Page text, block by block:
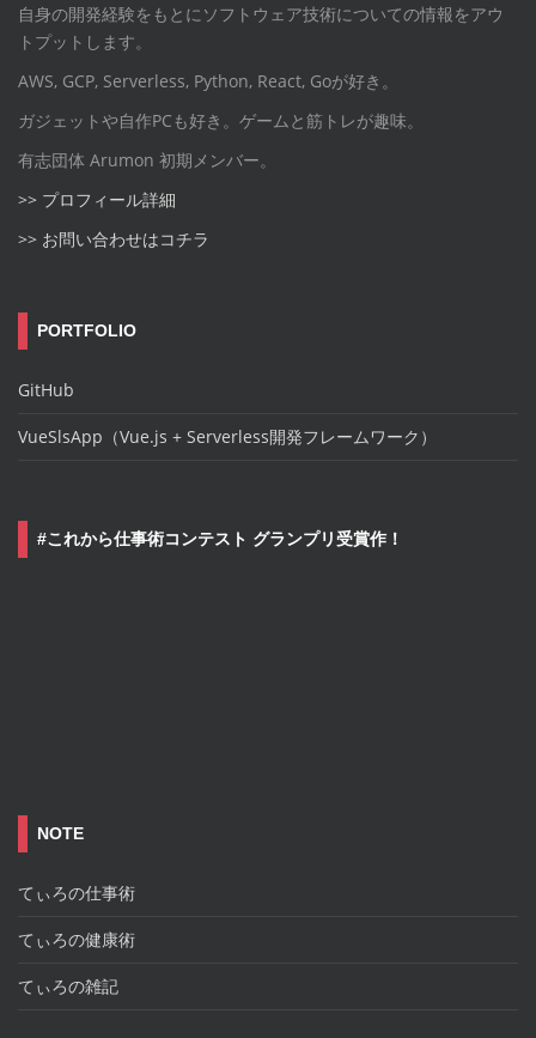
自身の開発経験をもとにソフトウェア技術についての情報をアウ
トプットします。
AWS, GCP, Serverless, Python, React, Goが好き。
ガジェットや自作PCも好き。ゲームと筋トレが趣味。
有志団体 Arumon 初期メンバー。
>> プロフィール詳細
>> お問い合わせはコチラ
PORTFOLIO
GitHub
VueSlsApp（Vue.js + Serverless開発フレームワーク）
#これから仕事術コンテスト グランプリ受賞作！
NOTE
てぃろの仕事術
てぃろの健康術
てぃろの雑記